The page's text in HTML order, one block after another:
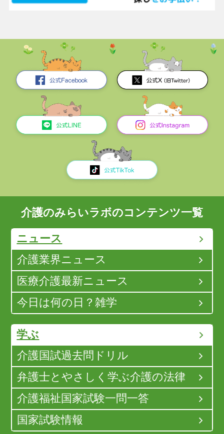
介護のみらいラボのコンテンツ一覧
ニュース
介護業界ニュース
医療介護最新ニュース
今日は何の日？雑学
学ぶ
介護国試過去問ドリル
弁護士とやさしく学ぶ介護の法律
介護福祉国家試験一問一答
国家試験情報